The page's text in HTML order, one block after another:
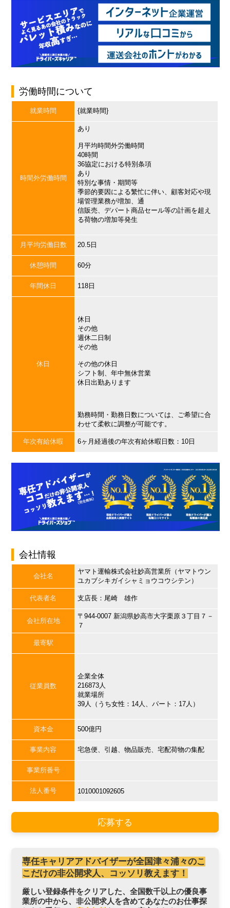
労働時間について
就業時間 {就業時間}
時間外労働時間
あり
月平均時間外労働時間
40時間
36協定における特別条項
あり
特別な事情・期間等
季節的要因による繁忙に伴い、顧客対応や現
場管理業務が増加、通
信販売、デパート商品セール等の計画を超え
る荷物の増加等発生
月平均労働日数 20.5日
休憩時間 60分
年間休日 118日
休日
休日
その他
週休二日制
その他
その他の休日
シフト制、年中無休営業
休日出勤あります
勤務時間・勤務日数については、ご希望に合
わせて柔軟に調整が可能です。
年次有給休暇 6ヶ月経過後の年次有給休暇日数：10日
会社情報
会社名
ヤマト運輸株式会社妙高営業所（ヤマトウン
ユカブシキガイシャミョウコウシテン）
代表者名 支店長：尾崎 雄作
会社所在地
〒944-0007 新潟県妙高市大字栗原３丁目７－
７
最寄駅
従業員数
企業全体
216873人
就業場所
39人（うち女性：14人、パート：17人）
資本金 500億円
事業内容 宅急便、引越、物品販売、宅配荷物の集配
事業所番号
法人番号 1010001092605
応募する
専任キャリアアドバイザーが全国津々浦々のこ
こだけの非公開求人、コッソリ教えます！
厳しい登録条件をクリアした、全国数千以上の優良事
業所の中から、非公開求人を含めてあなたのお仕事探